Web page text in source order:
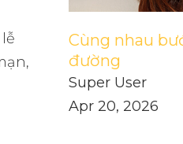
Cùng nhau
đường
Super User
Apr 20, 2026